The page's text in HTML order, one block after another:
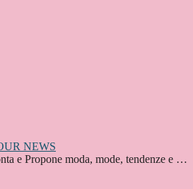
NEWS
e Propone moda, mode, tendenze e …